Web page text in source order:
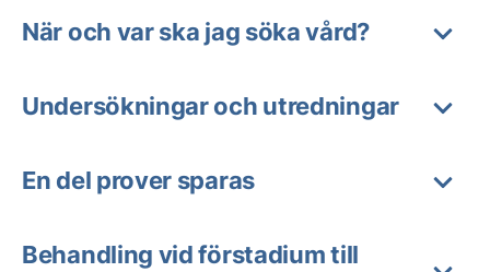
När och var ska jag söka vård?
Undersökningar och utredningar
En del prover sparas
Behandling vid förstadium till